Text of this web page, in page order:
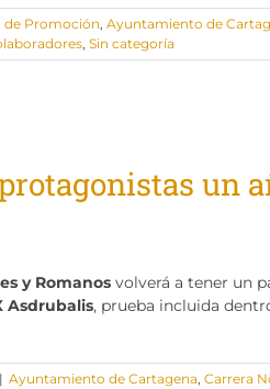
de Promoción, Ayuntamiento de
, Sin categoría
un
y Romanos volverá a tener un
Asdrubalis, prueba incluida
| Ayuntamiento de Cartagena, Carrera